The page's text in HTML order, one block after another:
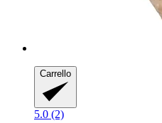
Carrello
5.0 (2)